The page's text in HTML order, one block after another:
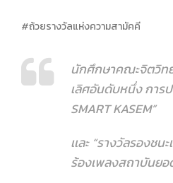
#ถ้วยรางวัลแห่งความสามัคคี
นักศึกษาคณะจิตวิทย
เลิศอันดับหนึ่ง การ
SMART KASEM”
เเละ “รางวัลรองช
ร้องเพลงสถาบันยอ